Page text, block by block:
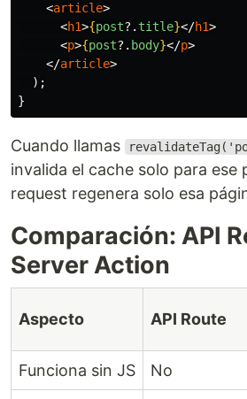
<article>
<h1>{post?. title}</h1>
<p>{post?. body}</p>
</article>
);
}
Cuando llamas
invalida el cache solo para ese
request regenera solo esa
Comparación: API
Server Action
Aspecto API Route
Funciona sin JS No